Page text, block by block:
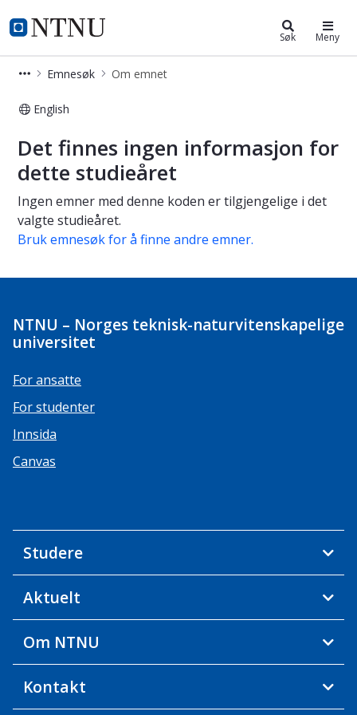
NTNU Hjemmeside
Studier Søk Meny
Emnesøk Om emnet
English
Om emnet
Det finnes ingen informasjon for
dette studieåret
Ingen emner med denne koden er tilgjengelige i det
valgte studieåret.
Bruk emnesøk for å finne andre emner.
NTNU – Norges teknisk-naturvitenskapelige
universitet
For ansatte
For studenter
Innsida
Canvas
Studere
Aktuelt
Om NTNU
Kontakt